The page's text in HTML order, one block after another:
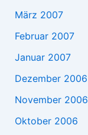
März 2007
Februar 2007
Januar 2007
Dezember 2006
November 2006
Oktober 2006